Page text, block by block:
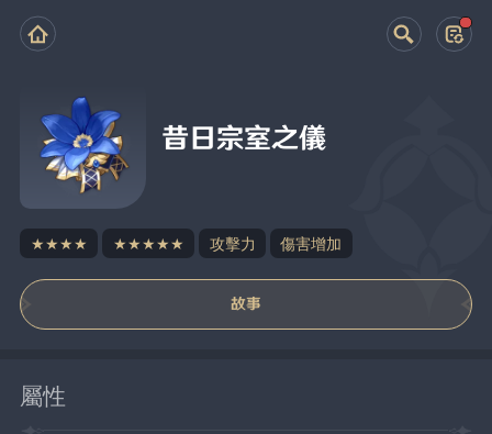
昔日宗室之儀
★★★★ ★★★★★ 攻擊力 傷害增加
故事
屬性